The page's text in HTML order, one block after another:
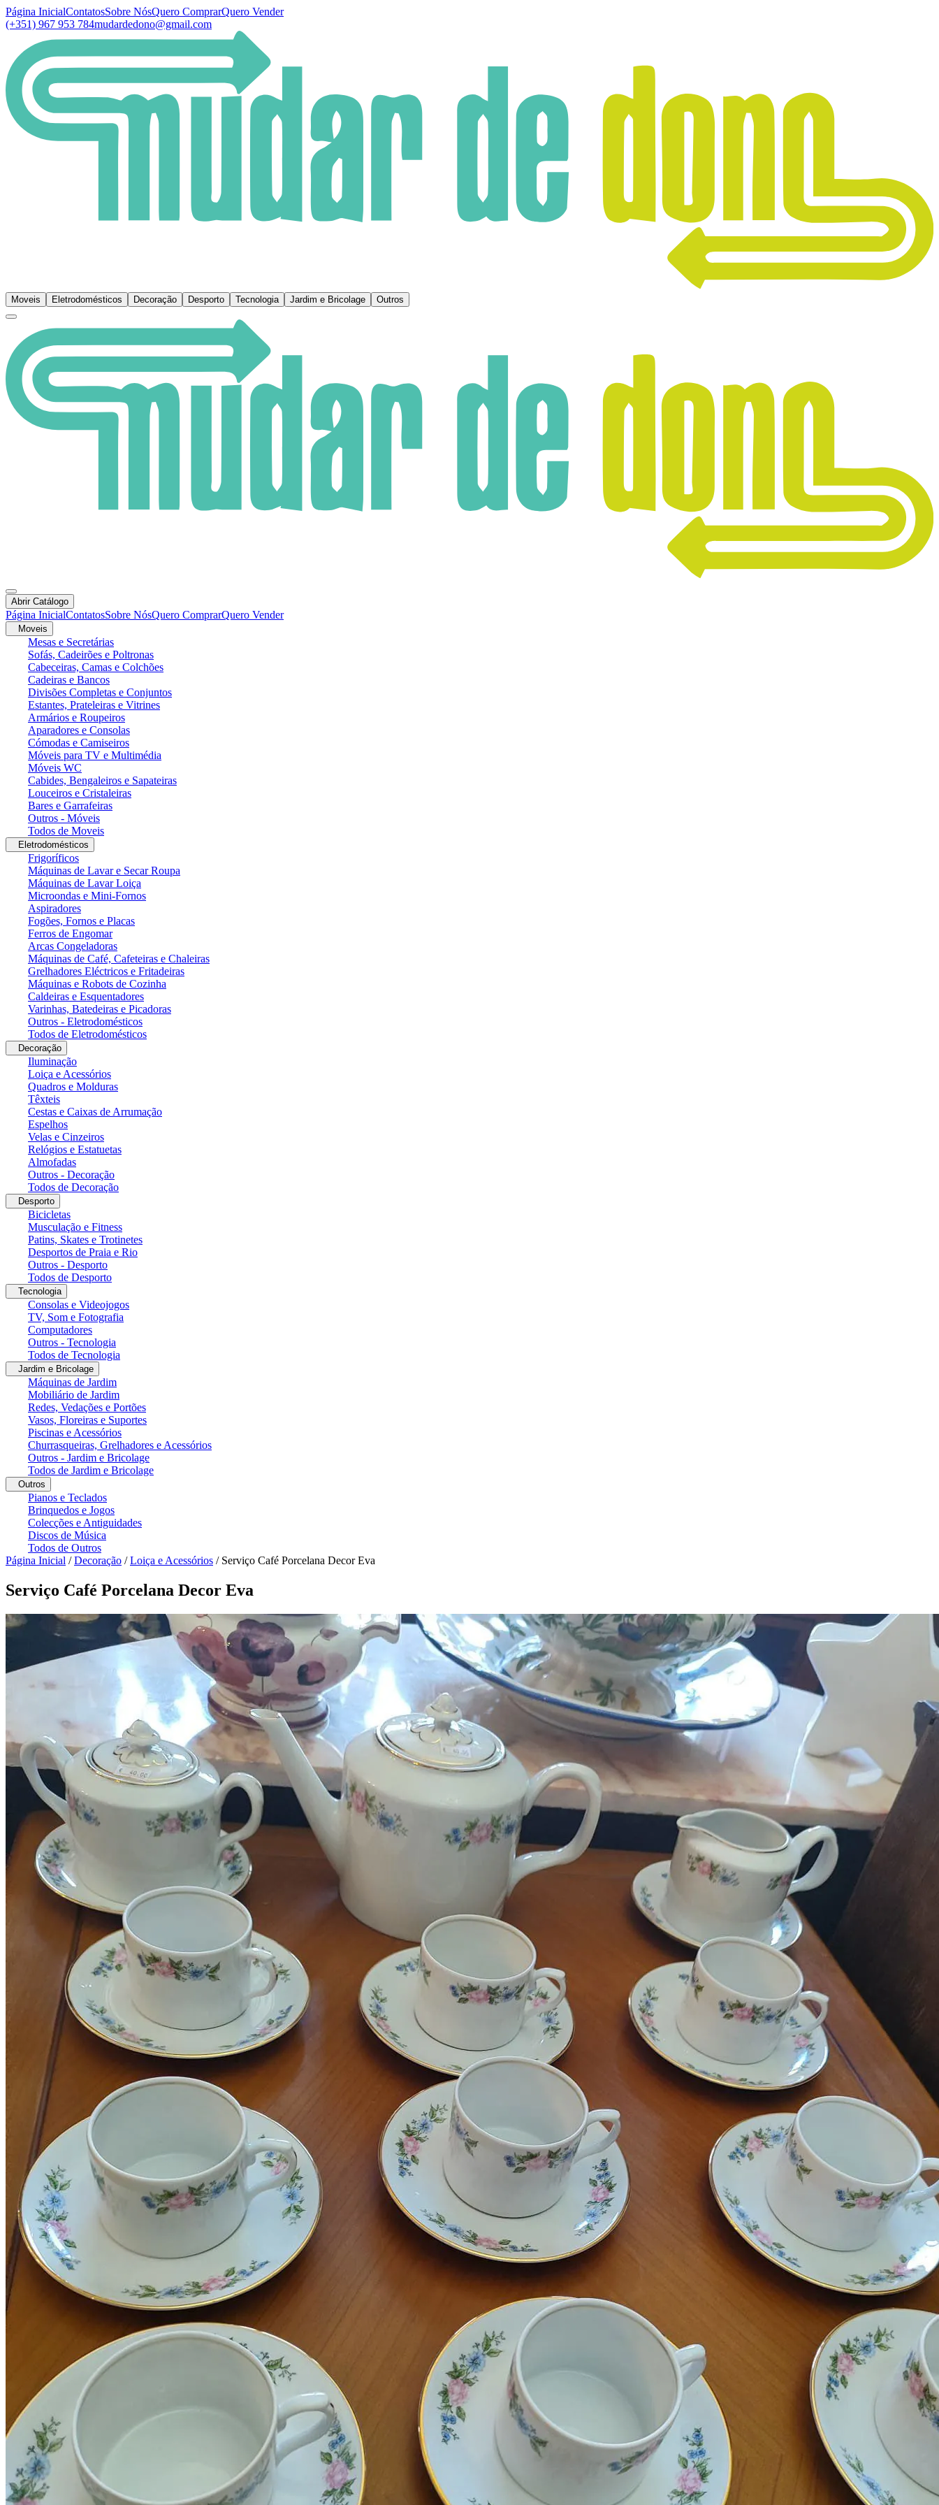
Página InicialContatosSobre NósQuero ComprarQuero Vender
(+351) 967 953 784mudardedono@gmail.com
Moveis Eletrodomésticos Decoração Desporto Tecnologia Jardim e Bricolage Outros
Abrir Catálogo
Página InicialContatosSobre NósQuero ComprarQuero Vender
Moveis
Mesas e Secretárias
Sofás, Cadeirões e Poltronas
Cabeceiras, Camas e Colchões
Cadeiras e Bancos
Divisões Completas e Conjuntos
Estantes, Prateleiras e Vitrines
Armários e Roupeiros
Aparadores e Consolas
Cómodas e Camiseiros
Móveis para TV e Multimédia
Móveis WC
Cabides, Bengaleiros e Sapateiras
Louceiros e Cristaleiras
Bares e Garrafeiras
Outros - Móveis
Todos de Moveis
Eletrodomésticos
Frigoríficos
Máquinas de Lavar e Secar Roupa
Máquinas de Lavar Loiça
Microondas e Mini-Fornos
Aspiradores
Fogões, Fornos e Placas
Ferros de Engomar
Arcas Congeladoras
Máquinas de Café, Cafeteiras e Chaleiras
Grelhadores Eléctricos e Fritadeiras
Máquinas e Robots de Cozinha
Caldeiras e Esquentadores
Varinhas, Batedeiras e Picadoras
Outros - Eletrodomésticos
Todos de Eletrodomésticos
Decoração
Iluminação
Loiça e Acessórios
Quadros e Molduras
Têxteis
Cestas e Caixas de Arrumação
Espelhos
Velas e Cinzeiros
Relógios e Estatuetas
Almofadas
Outros - Decoração
Todos de Decoração
Desporto
Bicicletas
Musculação e Fitness
Patins, Skates e Trotinetes
Desportos de Praia e Rio
Outros - Desporto
Todos de Desporto
Tecnologia
Consolas e Videojogos
TV, Som e Fotografia
Computadores
Outros - Tecnologia
Todos de Tecnologia
Jardim e Bricolage
Máquinas de Jardim
Mobiliário de Jardim
Redes, Vedações e Portões
Vasos, Floreiras e Suportes
Piscinas e Acessórios
Churrasqueiras, Grelhadores e Acessórios
Outros - Jardim e Bricolage
Todos de Jardim e Bricolage
Outros
Pianos e Teclados
Brinquedos e Jogos
Colecções e Antiguidades
Discos de Música
Todos de Outros
Página Inicial /Decoração /Loiça e Acessórios / Serviço Café Porcelana Decor Eva
Serviço Café Porcelana Decor Eva